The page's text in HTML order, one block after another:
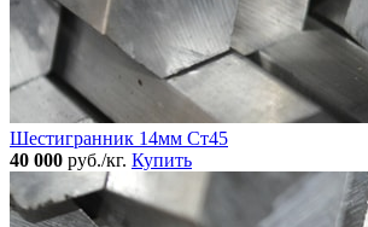
Шестигранник 14мм Ст45
40 000 руб./кг. Купить